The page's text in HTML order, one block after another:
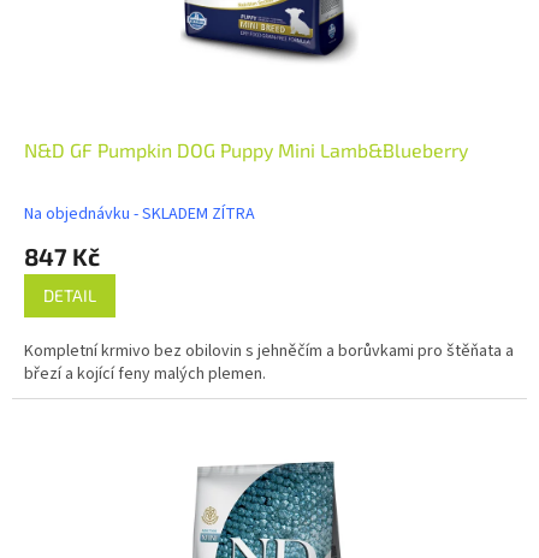
N&D GF Pumpkin DOG Puppy Mini Lamb&Blueberry
Na objednávku - SKLADEM ZÍTRA
847 Kč
DETAIL
Kompletní krmivo bez obilovin s jehněčím a borůvkami pro štěňata a
březí a kojící feny malých plemen.